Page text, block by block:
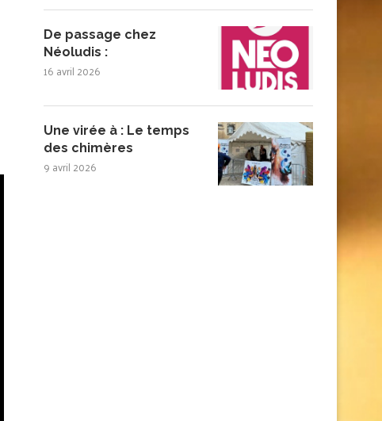
De passage chez
Néoludis :
16 avril 2026
Une virée à : Le temps
des chimères
9 avril 2026